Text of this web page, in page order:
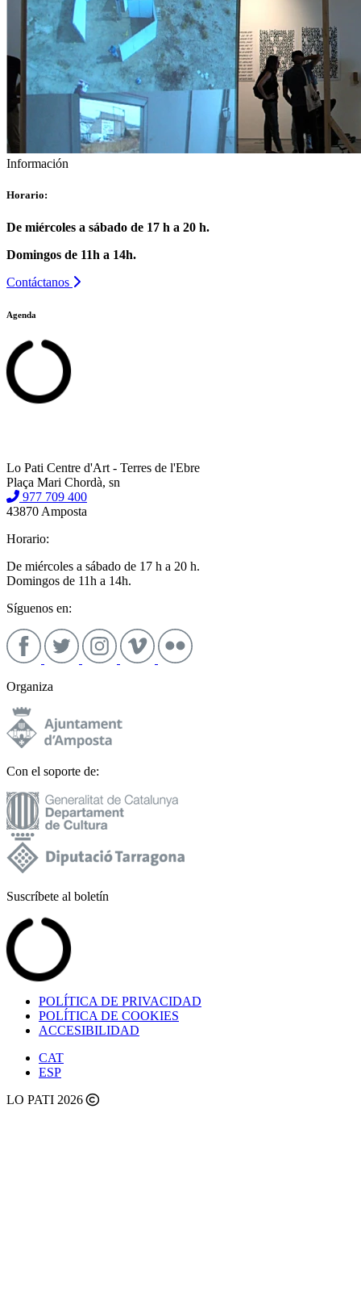
Información
Horario:
De miércoles a sábado de 17 h a 20 h.
Domingos de 11h a 14h.
Contáctanos
Agenda
Lo Pati Centre d'Art - Terres de l'Ebre
Plaça Mari Chordà, sn
977 709 400
43870 Amposta
Horario:
De miércoles a sábado de 17 h a 20 h.
Domingos de 11h a 14h.
Síguenos en:
Organiza
Con el soporte de:
Suscríbete al boletín
POLÍTICA DE PRIVACIDAD
POLÍTICA DE COOKIES
ACCESIBILIDAD
CAT
ESP
LO PATI 2026